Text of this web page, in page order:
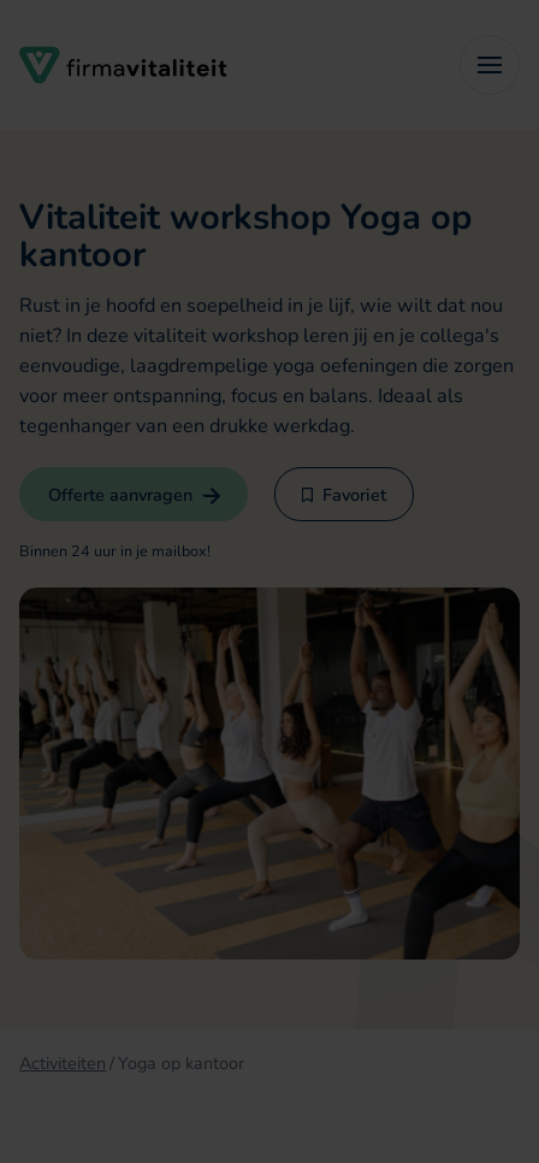
Vitaliteit workshop Yoga op
kantoor
Rust in je hoofd en soepelheid in je lijf, wie wilt dat nou
niet? In deze vitaliteit workshop leren jij en je collega's
eenvoudige, laagdrempelige yoga oefeningen die zorgen
voor meer ontspanning, focus en balans. Ideaal als
tegenhanger van een drukke werkdag.
Offerte aanvragen Favoriet
Binnen 24 uur in je mailbox!
Activiteiten Yoga op kantoor